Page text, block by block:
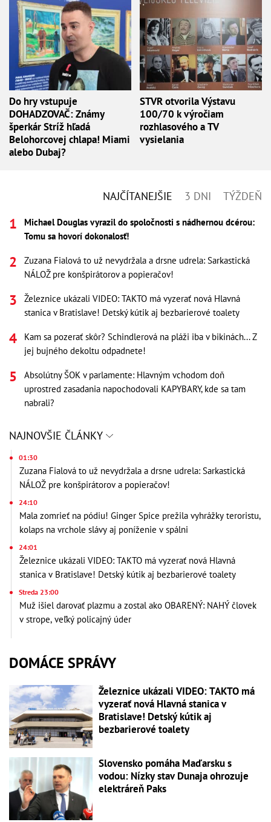
Do hry vstupuje
DOHADZOVAČ: Známy
šperkár Stríž hľadá
Belohorcovej chlapa! Miami
alebo Dubaj?
STVR otvorila Výstavu
100/70 k výročiam
rozhlasového a TV
vysielania
NAJČÍTANEJŠIE 3 DNI TÝŽDEŇ
Michael Douglas vyrazil do spoločnosti s nádhernou dcérou:
Tomu sa hovorí dokonalosť!
Zuzana Fialová to už nevydržala a drsne udrela: Sarkastická
NÁLOŽ pre konšpirátorov a popieračov!
Železnice ukázali VIDEO: TAKTO má vyzerať nová Hlavná
stanica v Bratislave! Detský kútik aj bezbarierové toalety
Kam sa pozerať skôr? Schindlerová na pláži iba v bikinách... Z
jej bujného dekoltu odpadnete!
Absolútny ŠOK v parlamente: Hlavným vchodom doň
uprostred zasadania napochodovali KAPYBARY, kde sa tam
nabrali?
NAJNOVŠIE ČLÁNKY
01:30
Zuzana Fialová to už nevydržala a drsne udrela: Sarkastická
NÁLOŽ pre konšpirátorov a popieračov!
24:10
Mala zomrieť na pódiu! Ginger Spice prežila vyhrážky teroristu,
kolaps na vrchole slávy aj poníženie v spálni
24:01
Železnice ukázali VIDEO: TAKTO má vyzerať nová Hlavná
stanica v Bratislave! Detský kútik aj bezbarierové toalety
Streda 23:00
Muž išiel darovať plazmu a zostal ako OBARENÝ: NAHÝ človek
v strope, veľký policajný úder
DOMÁCE SPRÁVY
Železnice ukázali VIDEO: TAKTO má
vyzerať nová Hlavná stanica v
Bratislave! Detský kútik aj
bezbarierové toalety
Slovensko pomáha Maďarsku s
vodou: Nízky stav Dunaja ohrozuje
elektráreň Paks